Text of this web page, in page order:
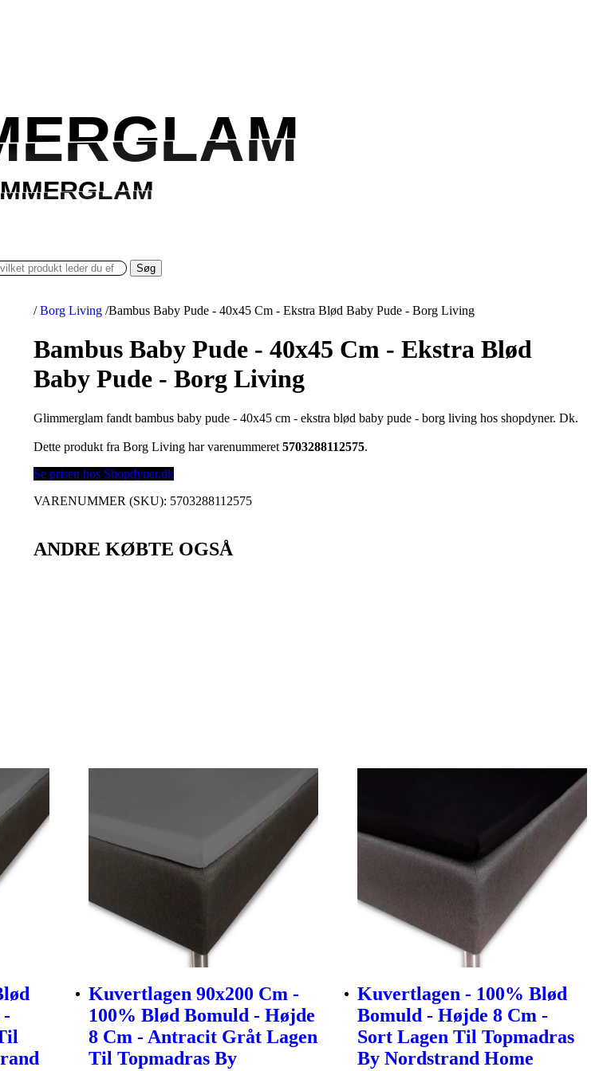
Søg
/ Borg Living /Bambus Baby Pude - 40x45 Cm - Ekstra Blød Baby Pude - Borg Living
Bambus Baby Pude - 40x45 Cm - Ekstra Blød
Baby Pude - Borg Living
Glimmerglam fandt bambus baby pude - 40x45 cm - ekstra blød baby pude - borg living hos shopdyner. Dk.
Dette produkt fra Borg Living har varenummeret5703288112575.
Se prisen hos Shopdyner.dk
VARENUMMER (SKU): 5703288112575
ANDRE KØBTE OGSÅ
-
Kuvertlagen 90x200 Cm -
100% Blød Bomuld - Højde
8 Cm - Antracit Gråt Lagen
Til Topmadras By
Kuvertlagen - 100% Blød
Bomuld - Højde 8 Cm -
Sort Lagen Til Topmadras
By Nordstrand Home